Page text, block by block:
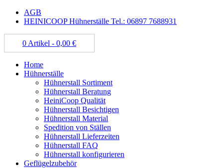
AGB
HEINICOOP Hühnerställe Tel.: 06897 7688931
0 Artikel - 0,00 €
Home
Hühnerställe
Hühnerstall Sortiment
Hühnerstall Beratung
HeiniCoop Qualität
Hühnerstall Besichtigen
Hühnerstall Material
Spedition von Ställen
Hühnerstall Lieferzeiten
Hühnerstall FAQ
Hühnerstall konfigurieren
Geflügelzubehör